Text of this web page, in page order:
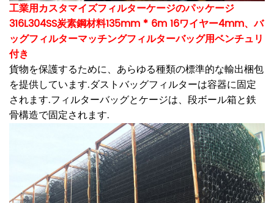
工業用カスタマイズフィルターケージのパッケージ
316L304SS炭素鋼材料135mm * 6m 16ワイヤー4mm、バ
ッグフィルターマッチングフィルターバッグ用ベンチュリ
付き
貨物を保護するために、あらゆる種類の標準的な輸出梱包
を提供しています.ダストバッグフィルターは容器に固定
されます.フィルターバッグとケージは、段ボール箱と鉄
骨構造で固定されます.